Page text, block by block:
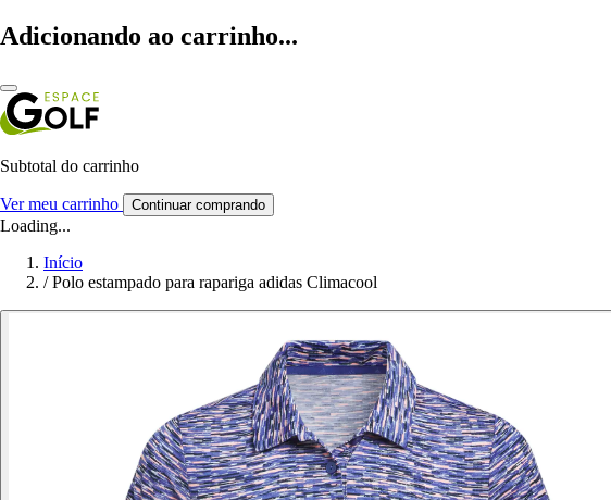
Adicionando ao carrinho...
Subtotal do carrinho
Ver meu carrinho Continuar comprando
Loading...
Início
/ Polo estampado para rapariga adidas Climacool